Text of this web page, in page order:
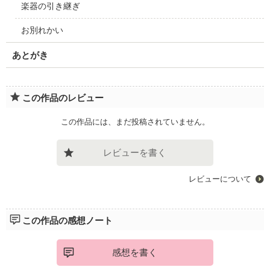
楽器の引き継ぎ
お別れかい
あとがき
この作品のレビュー
この作品には、まだ投稿されていません。
レビューを書く
レビューについて
この作品の感想ノート
感想を書く